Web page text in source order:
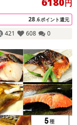
円
28.6ポイント還元
421 608 0